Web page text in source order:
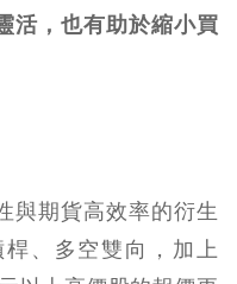
活，也有助於縮小買
與期貨高效率的衍生
、多空雙向，加上